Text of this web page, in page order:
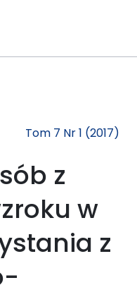
Tom 7 Nr 1 (2017)
z
w
z